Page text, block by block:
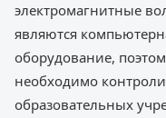
электромагнитные
являются
оборудование,
необходимо
образовательных